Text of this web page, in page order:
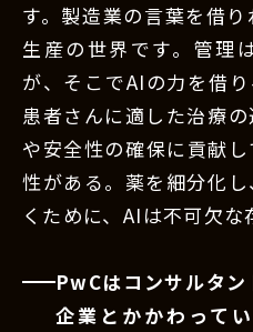
す。製造業の言葉を借
生産の世界です。管理
が、そこでAIの力を借
患者さんに適した治療
や安全性の確保に貢献
性がある。薬を細分化
くために、AIは不可欠な
PwCはコンサルタ
企業とかかわって